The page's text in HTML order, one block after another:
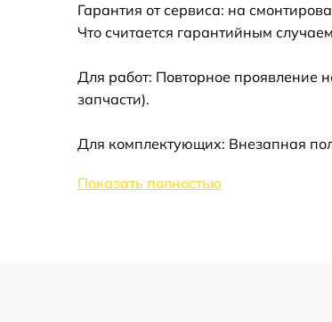
Замена электросхемы Zanussi
Устранение засора трубопровода
Ремонт датчика морозильного
Гарантия от сервиса: на
Что считается гарантийным
Для работ: Повторное проявление
запчасти).
Для комплектующих: Внезапная
Показать полностью